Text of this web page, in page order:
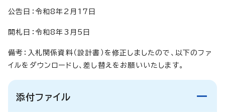
公告日：令和8年2月17日
開札日：令和8年3月5日
備考：入札関係資料（設計書）を修正しましたので、以下のファ
イルをダウンロードし、差し替えをお願いいたします。
添付ファイル